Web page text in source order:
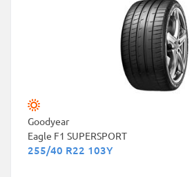
Goodyear
Eagle F1 SUPERSPORT
255/40 R22 103Y